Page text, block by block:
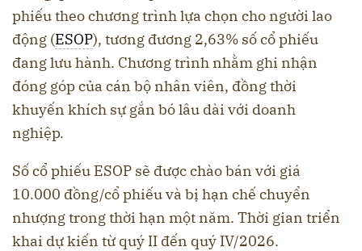
phiếu theo chương trình lựa chọn cho người lao
động (ESOP), tương đương 2,63% số cổ phiếu
đang lưu hành. Chương trình nhằm ghi nhận
đóng góp của cán bộ nhân viên, đồng thời
khuyến khích sự gắn bó lâu dài với doanh
nghiệp.
Số cổ phiếu ESOP sẽ được chào bán với giá
10.000 đồng/cổ phiếu và bị hạn chế chuyển
nhượng trong thời hạn một năm. Thời gian triển
khai dự kiến từ quý II đến quý IV/2026.